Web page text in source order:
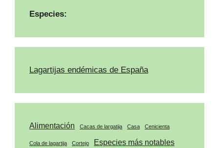
Especies:
Lagartijas endémicas de España
Alimentación Cacas de largatija Casa Cenicienta
Cola de lagartija Cortejo Especies más notables